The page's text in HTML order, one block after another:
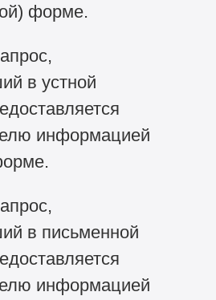
форме.
в устной
информацией
в письменной
информацией